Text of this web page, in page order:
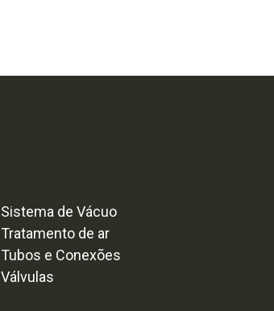
Sistema de Vácuo
Tratamento de ar
Tubos e Conexões
Válvulas